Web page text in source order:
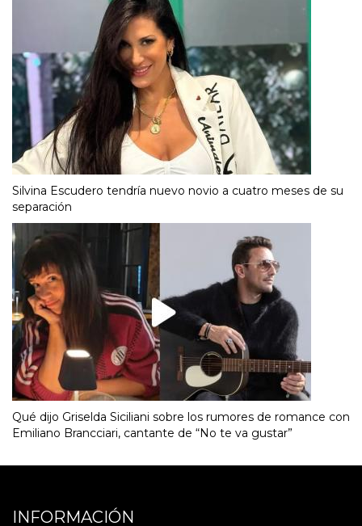
Silvina Escudero tendría nuevo novio a cuatro meses de su
separación
Qué dijo Griselda Siciliani sobre los rumores de romance con
Emiliano Brancciari, cantante de “No te va gustar”
INFORMACIÓN